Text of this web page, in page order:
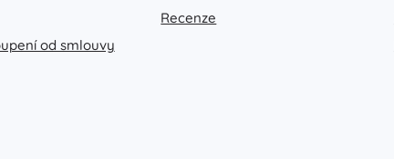
od smlouvy
Recenze